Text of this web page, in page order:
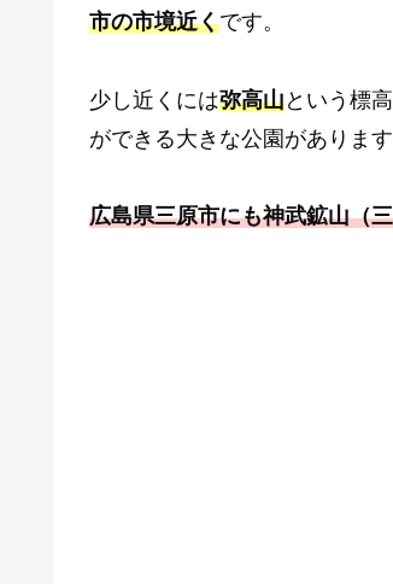
市の市境近くです。
少し近くには弥高山という標
ができる大きな公園があります
広島県三原市にも神武鉱山（